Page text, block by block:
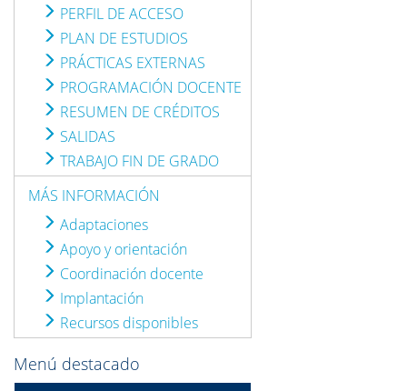
PERFIL DE ACCESO
PLAN DE ESTUDIOS
PRÁCTICAS EXTERNAS
PROGRAMACIÓN DOCENTE
RESUMEN DE CRÉDITOS
SALIDAS
TRABAJO FIN DE GRADO
MÁS INFORMACIÓN
Adaptaciones
Apoyo y orientación
Coordinación docente
Implantación
Recursos disponibles
Menú destacado